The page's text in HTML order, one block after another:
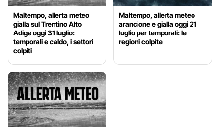
Maltempo, allerta meteo
gialla sul Trentino Alto
Adige oggi 31 luglio:
temporali e caldo, i settori
colpiti
Maltempo, allerta meteo
arancione e gialla oggi 21
luglio per temporali: le
regioni colpite